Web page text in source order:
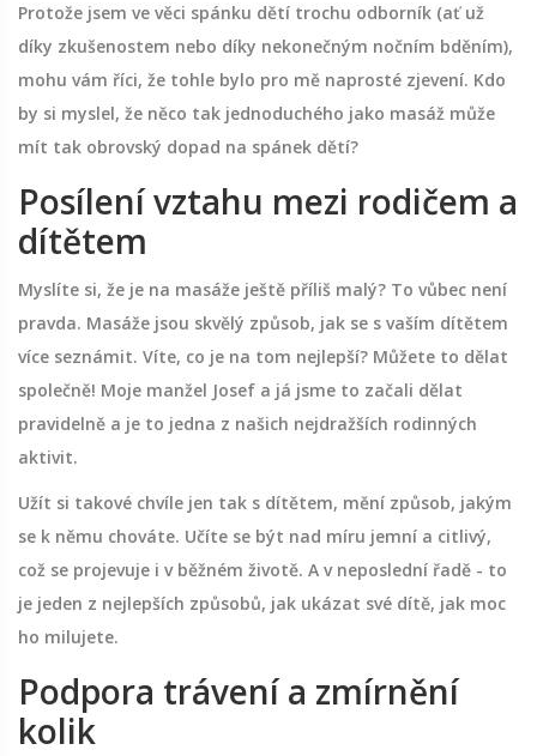
Protože jsem ve věci spánku dětí trochu odborník (ať už
díky zkušenostem nebo díky nekonečným nočním bděním),
mohu vám říci, že tohle bylo pro mě naprosté zjevení. Kdo
by si myslel, že něco tak jednoduchého jako masáž může
mít tak obrovský dopad na spánek dětí?
Posílení vztahu mezi rodičem a
dítětem
Myslíte si, že je na masáže ještě příliš malý? To vůbec není
pravda. Masáže jsou skvělý způsob, jak se s vaším dítětem
více seznámit. Víte, co je na tom nejlepší? Můžete to dělat
společně! Moje manžel Josef a já jsme to začali dělat
pravidelně a je to jedna z našich nejdražších rodinných
aktivit.
Užít si takové chvíle jen tak s dítětem, mění způsob, jakým
se k němu chováte. Učíte se být nad míru jemní a citlivý,
což se projevuje i v běžném životě. A v neposlední řadě - to
je jeden z nejlepších způsobů, jak ukázat své dítě, jak moc
ho milujete.
Podpora trávení a zmírnění
kolik